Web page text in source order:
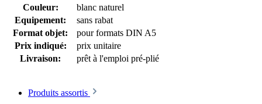
Couleur:
blanc naturel
Equipement:
sans rabat
Format objet:
pour formats DIN A5
Prix indiqué:
prix unitaire
Livraison:
prêt à l'emploi pré-plié
Produits assortis